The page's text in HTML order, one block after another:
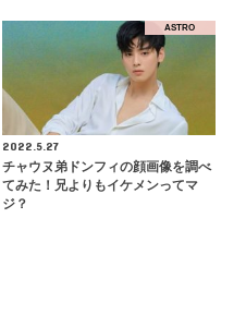
ASTRO
2022.5.27
チャウヌ弟ドンフィの顔画像を調べ
てみた！兄よりもイケメンってマ
ジ？